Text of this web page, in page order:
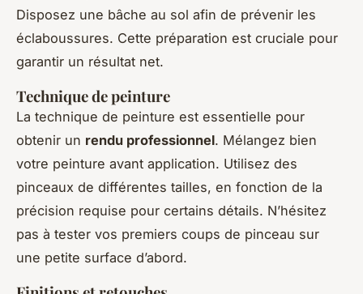
Disposez une bâche au sol afin de prévenir les
éclaboussures. Cette préparation est cruciale pour
garantir un résultat net.
Technique de peinture
La technique de peinture est essentielle pour
obtenir un rendu professionnel. Mélangez bien
votre peinture avant application. Utilisez des
pinceaux de différentes tailles, en fonction de la
précision requise pour certains détails. N’hésitez
pas à tester vos premiers coups de pinceau sur
une petite surface d’abord.